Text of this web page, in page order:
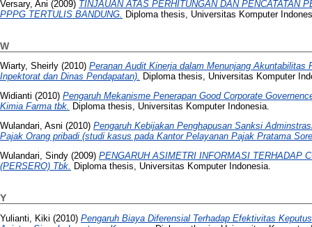
Versary, Ani (2009) TINJAUAN ATAS PERHITUNGAN DAN PENCATATAN
PPPG TERTULIS BANDUNG. Diploma thesis, Universitas Komputer
W
Wiarty, Sheirly (2010) Peranan Audit Kinerja dalam Menunjang
Inpektorat dan Dinas Pendapatan). Diploma thesis, Universitas Komputer
Widianti (2010) Pengaruh Mekanisme Penerapan Good Corporate
Kimia Farma tbk. Diploma thesis, Universitas Komputer Indonesia.
Wulandari, Asni (2010) Pengaruh Kebijakan Penghapusan Sanksi
Pajak Orang pribadi (studi kasus pada Kantor Pelayanan Pajak Pratama
Wulandari, Sindy (2009) PENGARUH ASIMETRI INFORMASI TERHADAP
(PERSERO) Tbk.
Diploma thesis, Universitas Komputer Indonesia.
Y
Yulianti, Kiki (2010) Pengaruh Biaya Diferensial Terhadap Efektivitas